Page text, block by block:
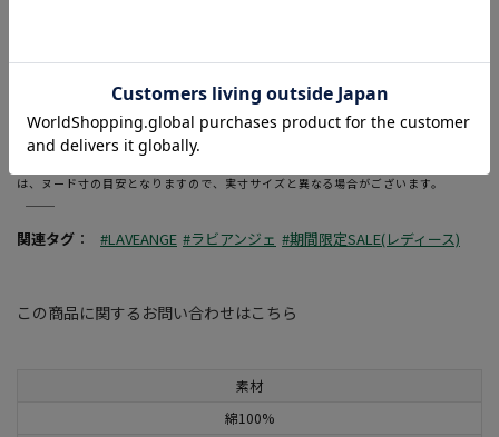
素材
綿100%
・ドロップショルダーと袖口にたまるボリューム感
・レイヤードスタイル
当ページのサイズ表に記載している数字は、商品の実寸サイズとなります。
サイズ選択画面に記載している数字あるいはお届けした商品タグに記載している数字
は、ヌード寸の目安となりますので、実寸サイズと異なる場合がございます。
―――――――――――――――――――――――
関連タグ ： #LAVEANGE #ラビアンジェ #期間限定SALE(レディース)
この商品に関するお問い合わせはこちら